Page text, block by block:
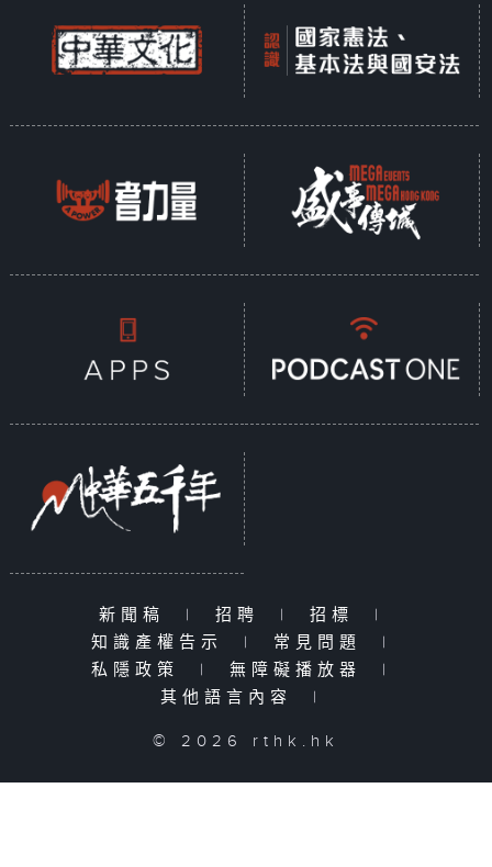
新聞稿 | 招聘 | 招標
|
知識產權告示
| 常見問題
|
私隱政策
| 無障礙播放器
|
其他語言內容
|
© 2026 rthk.hk